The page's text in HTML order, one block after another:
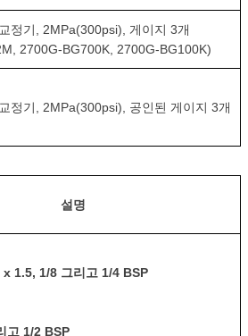
정기, 2MPa(300psi), 게이지 3개
2700G-BG700K, 2700G-BG100K)
정기, 2MPa(300psi), 공인된 게이지 3개
설명
1.5, 1/8 그리고 1/4 BSP
고 1/2 BSP